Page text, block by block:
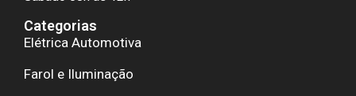
Categorias
Elétrica Automotiva
Farol e Iluminação